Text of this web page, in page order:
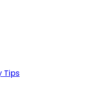
Tips